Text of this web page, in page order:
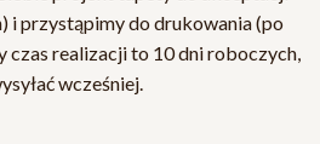
i przystąpimy do drukowania (po
czas realizacji to 10 dni roboczych,
wcześniej.